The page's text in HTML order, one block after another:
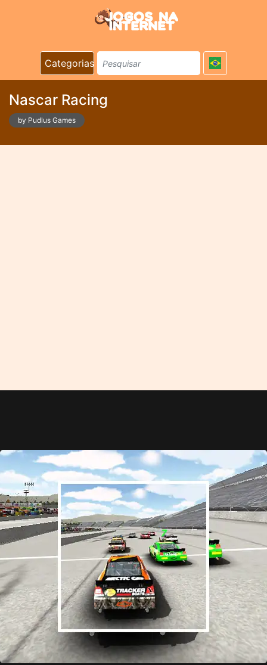
Categorias
Nascar Racing
by Pudlus Games